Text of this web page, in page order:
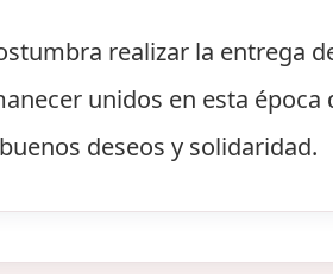
realizar la entrega
unidos en esta época
deseos y solidaridad.